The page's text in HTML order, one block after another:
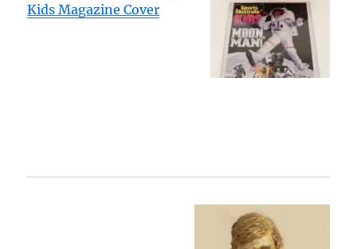
Kids Magazine Cover